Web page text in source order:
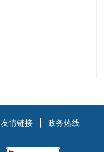
友情链接 政务热线